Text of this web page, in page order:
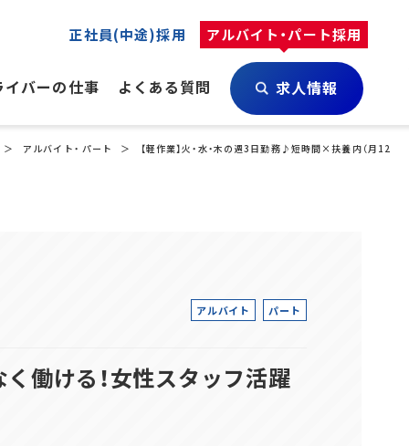
正社員(中途)採用 アルバイト・パート採用
イバーの仕事 よくある質問 求人情報
アルバイト・ パート 【軽作業】火・水・木の週3日勤務♪短時間×扶養内（月12
アルバイト パート
働ける！女性スタッフ活躍